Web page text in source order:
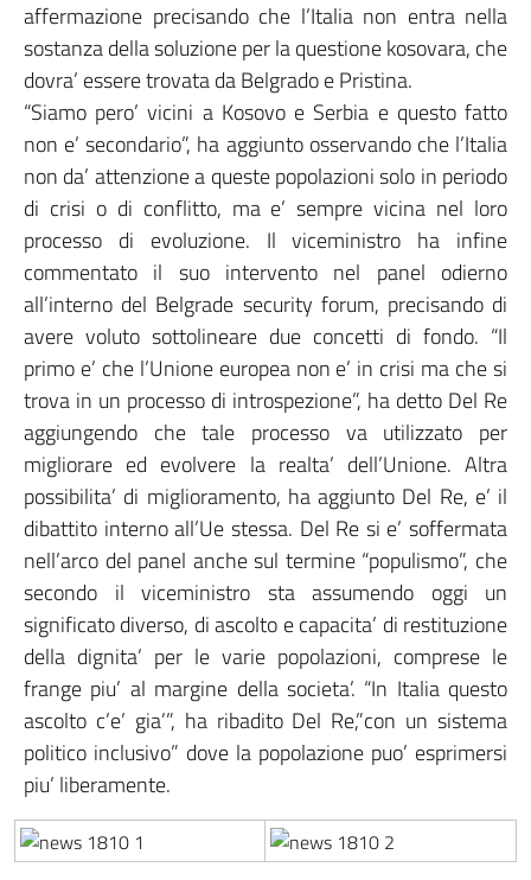
affermazione precisando che l’Italia non entra nella
sostanza della soluzione per la questione kosovara, che
dovra’ essere trovata da Belgrado e Pristina.
“Siamo pero’ vicini a Kosovo e Serbia e questo fatto
non e’ secondario”, ha aggiunto osservando che l’Italia
non da’ attenzione a queste popolazioni solo in periodo
di crisi o di conflitto, ma e’ sempre vicina nel loro
processo di evoluzione. Il viceministro ha infine
commentato il suo intervento nel panel odierno
all’interno del Belgrade security forum, precisando di
avere voluto sottolineare due concetti di fondo. “Il
primo e’ che l’Unione europea non e’ in crisi ma che si
trova in un processo di introspezione”, ha detto Del Re
aggiungendo che tale processo va utilizzato per
migliorare ed evolvere la realta’ dell’Unione. Altra
possibilita’ di miglioramento, ha aggiunto Del Re, e’ il
dibattito interno all’Ue stessa. Del Re si e’ soffermata
nell’arco del panel anche sul termine “populismo”, che
secondo il viceministro sta assumendo oggi un
significato diverso, di ascolto e capacita’ di restituzione
della dignita’ per le varie popolazioni, comprese le
frange piu’ al margine della societa’. “In Italia questo
ascolto c’e’ gia’”, ha ribadito Del Re,”con un sistema
politico inclusivo” dove la popolazione puo’ esprimersi
piu’ liberamente.